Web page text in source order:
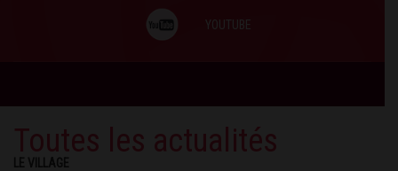
YOUTUBE
Toutes les actualités
LE VILLAGE